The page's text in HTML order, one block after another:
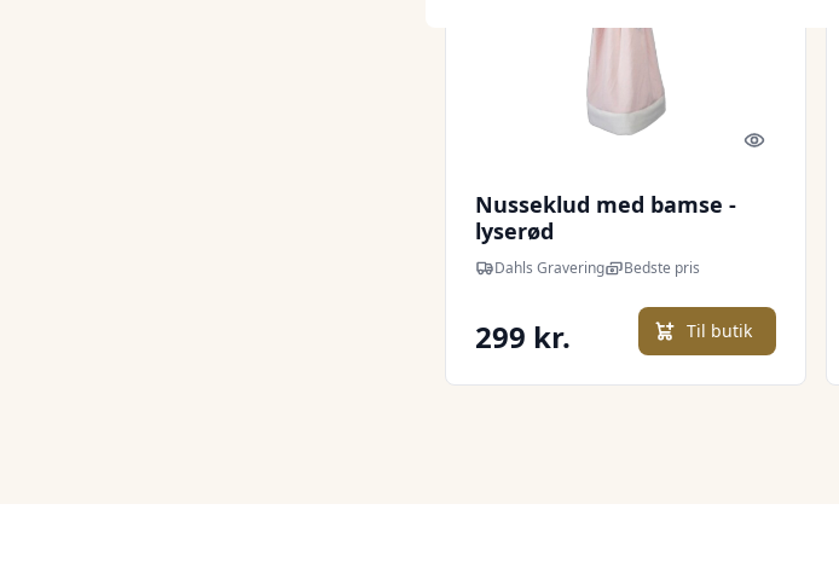
Quick look
Nusseklud med bamse -
lyserød
Dahls Gravering Bedste pris
299 kr. Til butik